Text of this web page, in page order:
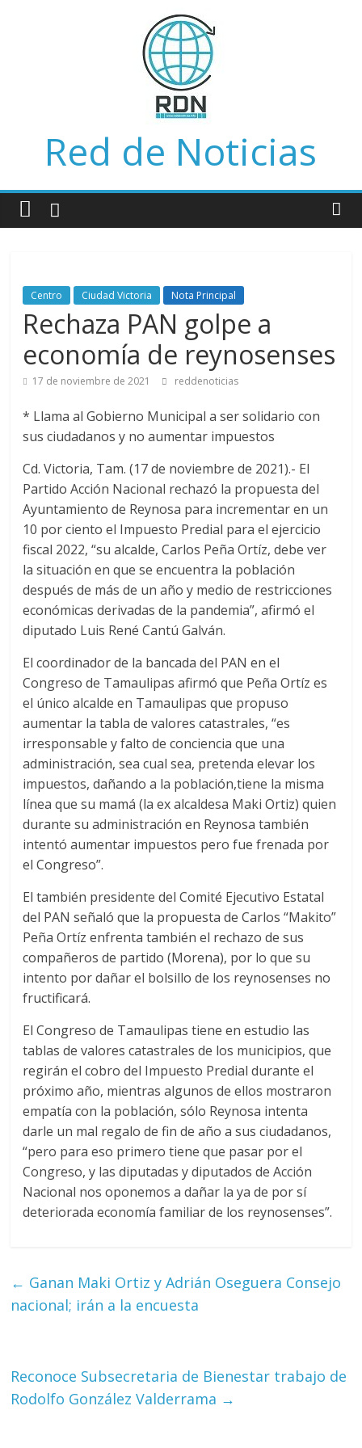
Red de Noticias
Centro Ciudad Victoria Nota Principal
Rechaza PAN golpe a
economía de reynosenses
17 de noviembre de 2021 reddenoticias
* Llama al Gobierno Municipal a ser solidario con
sus ciudadanos y no aumentar impuestos
Cd. Victoria, Tam. (17 de noviembre de 2021).- El
Partido Acción Nacional rechazó la propuesta del
Ayuntamiento de Reynosa para incrementar en un
10 por ciento el Impuesto Predial para el ejercicio
fiscal 2022, “su alcalde, Carlos Peña Ortíz, debe ver
la situación en que se encuentra la población
después de más de un año y medio de restricciones
económicas derivadas de la pandemia”, afirmó el
diputado Luis René Cantú Galván.
El coordinador de la bancada del PAN en el
Congreso de Tamaulipas afirmó que Peña Ortíz es
el único alcalde en Tamaulipas que propuso
aumentar la tabla de valores catastrales, “es
irresponsable y falto de conciencia que una
administración, sea cual sea, pretenda elevar los
impuestos, dañando a la población,tiene la misma
línea que su mamá (la ex alcaldesa Maki Ortiz) quien
durante su administración en Reynosa también
intentó aumentar impuestos pero fue frenada por
el Congreso”.
El también presidente del Comité Ejecutivo Estatal
del PAN señaló que la propuesta de Carlos “Makito”
Peña Ortíz enfrenta también el rechazo de sus
compañeros de partido (Morena), por lo que su
intento por dañar el bolsillo de los reynosenses no
fructificará.
El Congreso de Tamaulipas tiene en estudio las
tablas de valores catastrales de los municipios, que
regirán el cobro del Impuesto Predial durante el
próximo año, mientras algunos de ellos mostraron
empatía con la población, sólo Reynosa intenta
darle un mal regalo de fin de año a sus ciudadanos,
“pero para eso primero tiene que pasar por el
Congreso, y las diputadas y diputados de Acción
Nacional nos oponemos a dañar la ya de por sí
deteriorada economía familiar de los reynosenses”.
← Ganan Maki Ortiz y Adrián Oseguera Consejo
nacional; irán a la encuesta
Reconoce Subsecretaria de Bienestar trabajo de
Rodolfo González Valderrama →